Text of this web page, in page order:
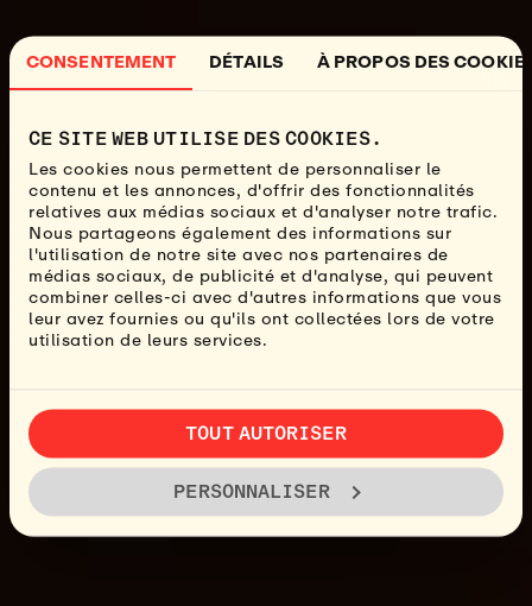
CONSENTEMENT DÉTAILS À PROPOS DES
CE SITE WEB UTILISE DES COOKIES.
Les cookies nous permettent de personnaliser le
contenu et les annonces, d'offrir des fonctionnalités
relatives aux médias sociaux et d'analyser notre trafic.
Nous partageons également des informations sur
l'utilisation de notre site avec nos partenaires de
médias sociaux, de publicité et d'analyse, qui peuvent
combiner celles-ci avec d'autres informations que vous
leur avez fournies ou qu'ils ont collectées lors de votre
utilisation de leurs services.
TOUT AUTORISER
PERSONNALISER